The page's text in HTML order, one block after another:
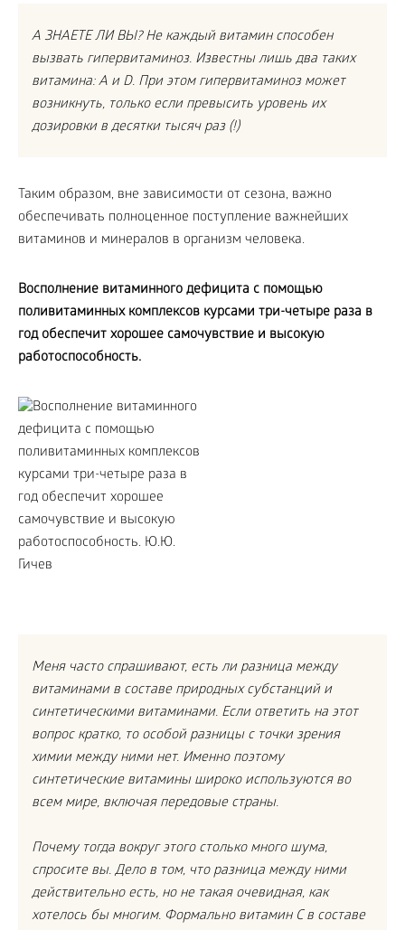
А ЗНАЕТЕ ЛИ ВЫ? Не каждый витамин способен
вызвать гипервитаминоз. Известны лишь два таких
витамина: A и D. При этом гипервитаминоз может
возникнуть, только если превысить уровень их
дозировки в десятки тысяч раз (!)
Таким образом, вне зависимости от сезона, важно
обеспечивать полноценное поступление важнейших
витаминов и минералов в организм человека.
Восполнение витаминного дефицита с помощью
поливитаминных комплексов курсами три-четыре раза в
год обеспечит хорошее самочувствие и высокую
работоспособность.
Меня часто спрашивают, есть ли разница между
витаминами в составе природных субстанций и
синтетическими витаминами. Если ответить на этот
вопрос кратко, то особой разницы с точки зрения
химии между ними нет. Именно поэтому
синтетические витамины широко используются во
всем мире, включая передовые страны.
Почему тогда вокруг этого столько много шума,
спросите вы. Дело в том, что разница между ними
действительно есть, но не такая очевидная, как
хотелось бы многим. Формально витамин С в составе